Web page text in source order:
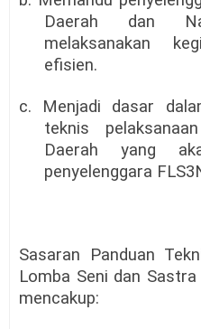
Daerah dan
melaksanakan
efisien.
c. Menjadi dasar
teknis
Daerah yang
penyelenggara
Sasaran Panduan
Lomba Seni dan
mencakup: